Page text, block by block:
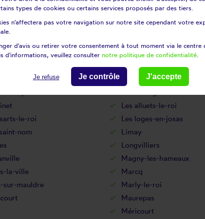
Houilles
Jouars-pontchartrain
saint-cloud La falaise
La villeneuve-en-chevrie
Le mesnil-saint-denis
Les alluets-le-roi
le-roi Les loges-en-josas
nom Limay
Longvilliers
Magny-les-hameaux
la-ville Marcq
sur-mauldre Marly-le-roi
Maurepas
Méricourt
types de cookies ou certains services proposés par des tiers.
n'affectera pas votre navigation sur notre site cependant votre
d'avis ou retirer votre consentement à tout moment via le centre
d'informations, veuillez consulter notre politique de confidentialité
Je refuse Je contrôle J'accepte